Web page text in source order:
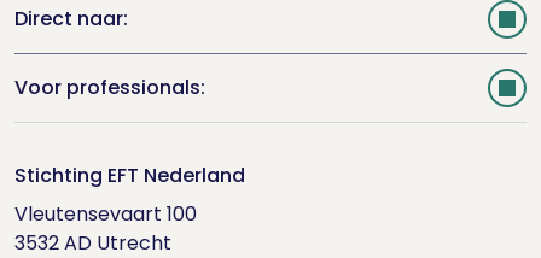
Direct naar:
Webshop
EFT.nl
Voor professionals:
Inloggen
Stichting EFT Nederland
Vleutensevaart 100
3532 AD Utrecht